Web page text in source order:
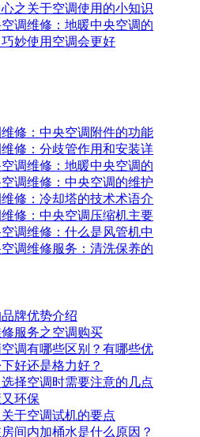
之关于空调使用的小知识
调维修：地暖中央空调的
妙使用空调会更好
修：中央空调附件的功能
修：分歧管作用和安装详
调维修：地暖中央空调的
调维修：中央空调的维护
修：冷却塔的技术术语介
修：中央空调压缩机主要
调维修：什么是风管机中
调维修服务：清洗保养的
牌优势介绍
服务之空调购买
调有哪些区别？有哪些优
好还是格力好？
择空调时需要注意的几点
环保
于空调试机的要点
间内加桶水是什么原因？